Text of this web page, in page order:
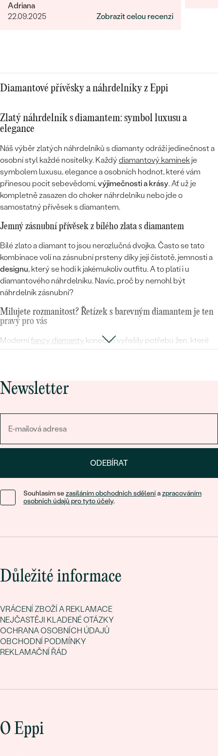
Adriana
22.09.2025
Zobrazit celou recenzi
Diamantové přívěsky a náhrdelníky z Eppi
Zlatý náhrdelník s diamantem: symbol luxusu a
elegance
Náš výběr zlatých náhrdelníků s diamanty odráží jedinečnost a
osobní styl každé nositelky. Každýdiamantový kamínek je
symbolem luxusu, elegance a osobních hodnot, které vám
přinesou pocit sebevědomí,výjimečnosti a krásy. Ať už je
kompletně zasazen do choker náhrdelníku nebo jde o
samostatný přívěsek s diamantem.
Jemný zásnubní přívěsek z bílého zlata s diamantem
Bílé zlato a diamant to jsou nerozlučná dvojka. Často se tato
kombinace volí na zásnubní prsteny díky její čistotě, jemnosti a
designu, který se hodí k jakémukoliv outfitu. A to platí i u
diamantového náhrdelníku. Navíc, proč by nemohl být
náhrdelník zásnubní?
Milujete rozmanitost? Řetízek s barevným diamantem je ten
pravý pro vás
Moderní fancy diamanty konečně vyřešily potřebu žen, které
od šperků s drahokamem požadují vysokou kvalitu, ale také
Může zářit například modrým diamantem, salt and pepper
Diamantové náhrdelníky s barevnými nebo čirými kameny
budou jednoznačně vypovídat o tom, žetoužíte po vysoké
nejen šperků, ale celého vašeho života. Přejeme vám
Newsletter
ODEBÍRAT
Souhlasím sezasíláním obchodních sděleníazpracováním
osobních údajů pro tyto účely.
Důležité informace
VRÁCENÍ ZBOŽÍ A REKLAMACE
NEJČASTĚJI KLADENÉ OTÁZKY
OCHRANA OSOBNÍCH ÚDAJŮ
OBCHODNÍ PODMÍNKY
REKLAMAČNÍ ŘÁD
O Eppi